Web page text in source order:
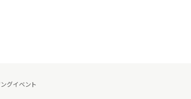
イベント